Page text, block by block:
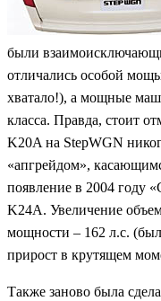
были
отличались особой
хватало!), а мощные
класса. Правда, стоит
K20A на StepWGN
«апгрейдом»,
появление в 2004 году
K24A. Увеличение
мощности – 162 л.с.
прирост в крутящем
Также заново была